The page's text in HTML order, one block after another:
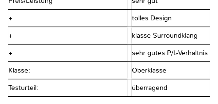
+ tolles Design
+ klasse Surroundklang
+ sehr gutes P/L-Verhältnis
Klasse: Oberklasse
Testurteil: überragend